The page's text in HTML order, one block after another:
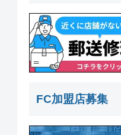
FC加盟店募集